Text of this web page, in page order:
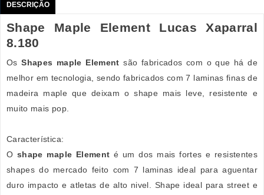
DESCRIÇÃO
Shape Maple Element Lucas Xaparral
8.180
OsShapes maple Element são fabricados com o que há de
melhor em tecnologia, sendo fabricados com 7 laminas finas de
madeira maple que deixam o shape mais leve, resistente e
muito mais pop.
Característica:
Oshape maple Element é um dos mais fortes e resistentes
shapes do mercado feito com 7 laminas ideal para aguentar
duro impacto e atletas de alto nivel. Shape ideal para street e